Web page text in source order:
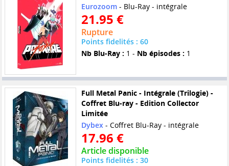
Eurozoom- Blu-Ray - intégrale
21.95 €
Rupture
Points fidelités : 60
Nb Blu-Ray : 1 - Nb épisodes : 1
Full Metal Panic - Intégrale (Trilogie) -
Coffret Blu-ray - Edition Collector
Limitée
Dybex- Coffret Blu-Ray - intégrale
17.96 €
Article disponible
Points fidelités : 30